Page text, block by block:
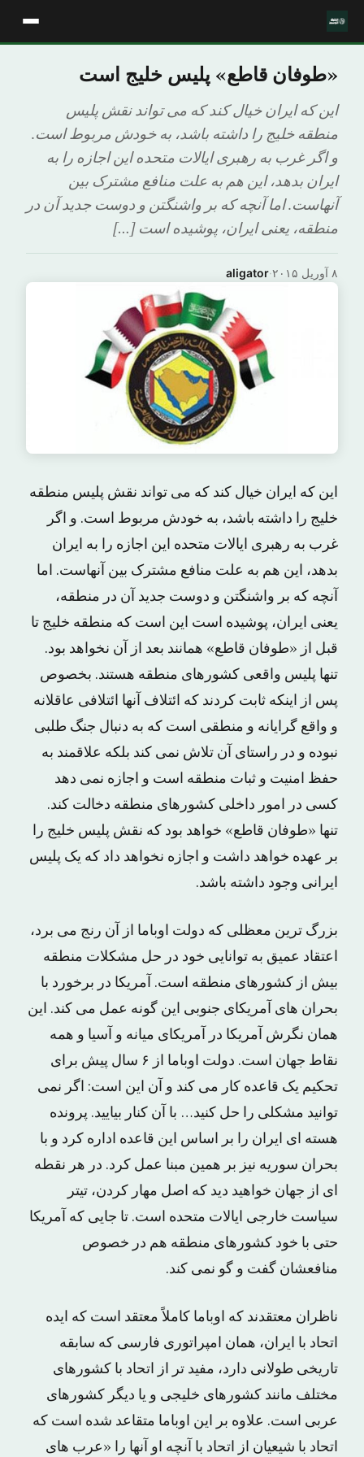
«طوفان قاطع» پلیس خلیج است
این که ایران خیال کند که می تواند نقش پلیس
منطقه خلیج را داشته باشد، به خودش مربوط است.
و اگر غرب به رهبری ایالات متحده این اجازه را به
ایران بدهد، این هم به علت منافع مشترک بین
آنهاست. اما آنچه که بر واشنگتن و دوست جدید آن در
منطقه، یعنی ایران، پوشیده است […]
aligator· ۸ آوریل ۲۰۱۵
این که ایران خیال کند که می تواند نقش پلیس منطقه
خلیج را داشته باشد، به خودش مربوط است. و اگر
غرب به رهبری ایالات متحده این اجازه را به ایران
بدهد، این هم به علت منافع مشترک بین آنهاست. اما
آنچه که بر واشنگتن و دوست جدید آن در منطقه،
یعنی ایران، پوشیده است این است که منطقه خلیج تا
قبل از «طوفان قاطع» همانند بعد از آن نخواهد بود.
تنها پلیس واقعی کشورهای منطقه هستند. بخصوص
پس از اینکه ثابت کردند که ائتلاف آنها ائتلافی عاقلانه
و واقع گرایانه و منطقی است که به دنبال جنگ طلبی
نبوده و در راستای آن تلاش نمی کند بلکه علاقمند به
حفظ امنیت و ثبات منطقه است و اجازه نمی دهد
کسی در امور داخلی کشورهای منطقه دخالت کند.
تنها «طوفان قاطع» خواهد بود که نقش پلیس خلیج را
بر عهده خواهد داشت و اجازه نخواهد داد که یک پلیس
ایرانی وجود داشته باشد.
بزرگ ترین معظلی که دولت اوباما از آن رنج می برد،
اعتقاد عمیق به توانایی خود در حل مشکلات منطقه
بیش از کشورهای منطقه است. آمریکا در برخورد با
بحران های آمریکای جنوبی این گونه عمل می کند. این
همان نگرش آمریکا در آمریکای میانه و آسیا و همه
نقاط جهان است. دولت اوباما از ۶ سال پیش برای
تحکیم یک قاعده کار می کند و آن این است: اگر نمی
توانید مشکلی را حل کنید… با آن کنار بیایید. پرونده
هسته ای ایران را بر اساس این قاعده اداره کرد و با
بحران سوریه نیز بر همین مبنا عمل کرد. در هر نقطه
ای از جهان خواهید دید که اصل مهار کردن، تیتر
سیاست خارجی ایالات متحده است. تا جایی که آمریکا
حتی با خود کشورهای منطقه هم در خصوص
منافعشان گفت و گو نمی کند.
ناظران معتقدند که اوباما کاملاً معتقد است که ایده
اتحاد با ایران، همان امپراتوری فارسی که سابقه
تاریخی طولانی دارد، مفید تر از اتحاد با کشورهای
مختلف مانند کشورهای خلیجی و یا دیگر کشورهای
عربی است. علاوه بر این اوباما متقاعد شده است که
اتحاد با شیعیان از اتحاد با آنچه او آنها را «عرب های